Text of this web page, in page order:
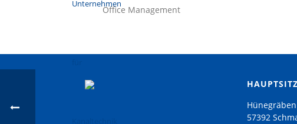
Office Management
HAUPTSITZ
Hünegräben
57392